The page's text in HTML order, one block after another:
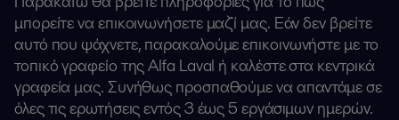
μπορείτε να επικοινωνήσετε μαζί μας. Εάν δεν βρείτε
αυτό που ψάχνετε, παρακαλούμε επικοινωνήστε με το
τοπικό γραφείο της Alfa Laval ή καλέστε στα κεντρικά
γραφεία μας. Συνήθως προσπαθούμε να απαντάμε σε
όλες τις ερωτήσεις εντός 3 έως 5 εργάσιμων ημερών.